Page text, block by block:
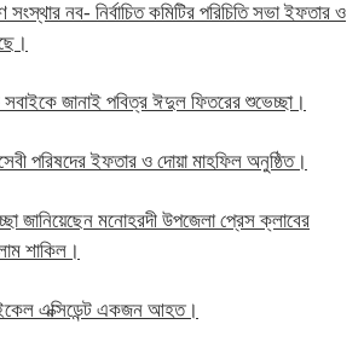
নব- নির্বাচিত কমিটির পরিচিতি সভা ইফতার ও
জানাই পবিত্র ঈদুল ফিতরের শুভেচ্ছা।
পরিষদের ইফতার ও দোয়া মাহফিল অনুষ্ঠিত।
জানিয়েছেন মনোহরদী উপজেলা প্রেস ক্লাবের
শাকিল।
এক্সিডেন্ট একজন আহত।